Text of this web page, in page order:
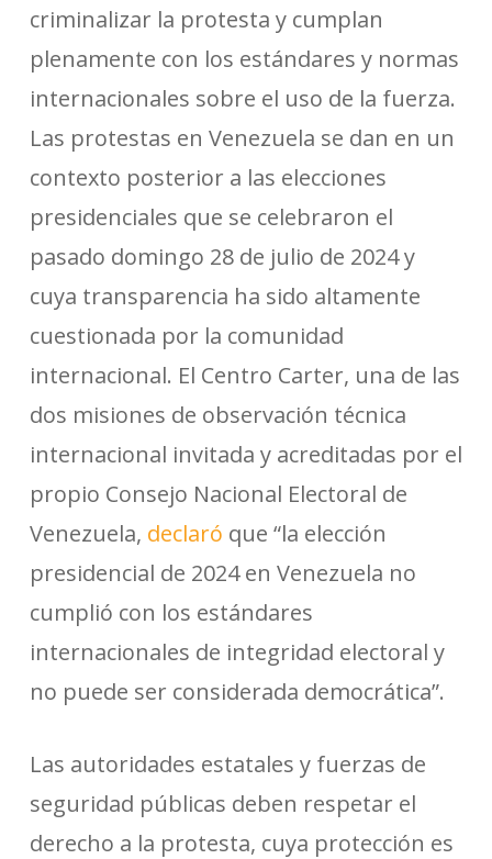
criminalizar la protesta y cumplan
plenamente con los estándares y normas
internacionales sobre el uso de la fuerza.
Las protestas en Venezuela se dan en un
contexto posterior a las elecciones
presidenciales que se celebraron el
pasado domingo 28 de julio de 2024 y
cuya transparencia ha sido altamente
cuestionada por la comunidad
internacional. El Centro Carter, una de las
dos misiones de observación técnica
internacional invitada y acreditadas por el
propio Consejo Nacional Electoral de
Venezuela, declaró que “la elección
presidencial de 2024 en Venezuela no
cumplió con los estándares
internacionales de integridad electoral y
no puede ser considerada democrática”.
Las autoridades estatales y fuerzas de
seguridad públicas deben respetar el
derecho a la protesta, cuya protección es